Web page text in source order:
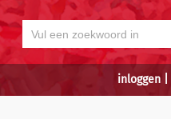
inloggen